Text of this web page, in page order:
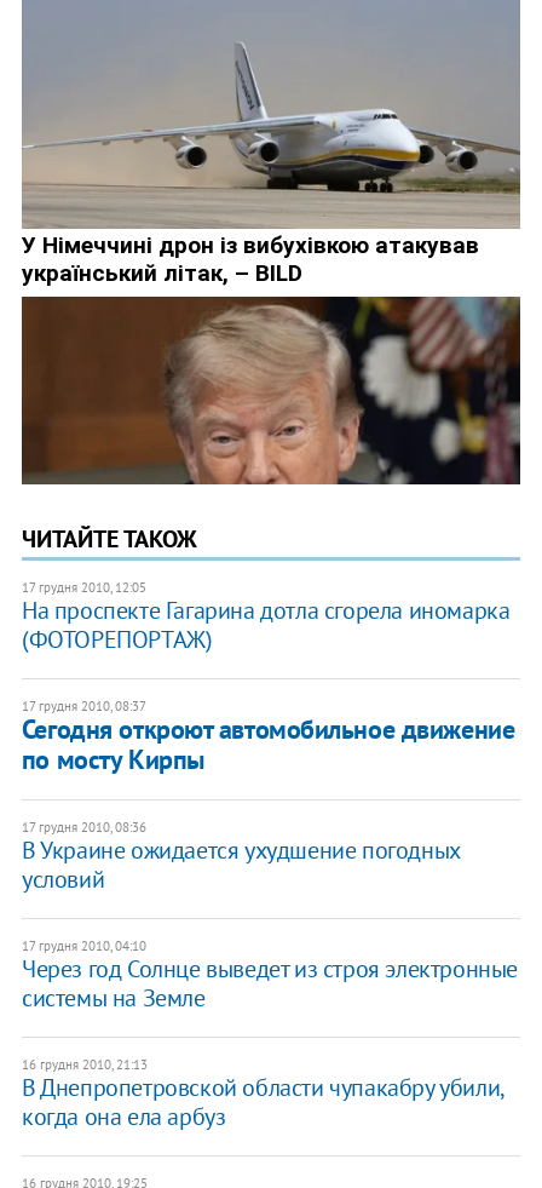
ЧИТАЙТЕ ТАКОЖ
17 грудня 2010, 12:05
На проспекте Гагарина дотла сгорела иномарка
(ФОТОРЕПОРТАЖ)
17 грудня 2010, 08:37
Сегодня откроют автомобильное движение
по мосту Кирпы
17 грудня 2010, 08:36
В Украине ожидается ухудшение погодных
условий
17 грудня 2010, 04:10
Через год Солнце выведет из строя электронные
системы на Земле
16 грудня 2010, 21:13
В Днепропетровской области чупакабру убили,
когда она ела арбуз
16 грудня 2010, 19:25